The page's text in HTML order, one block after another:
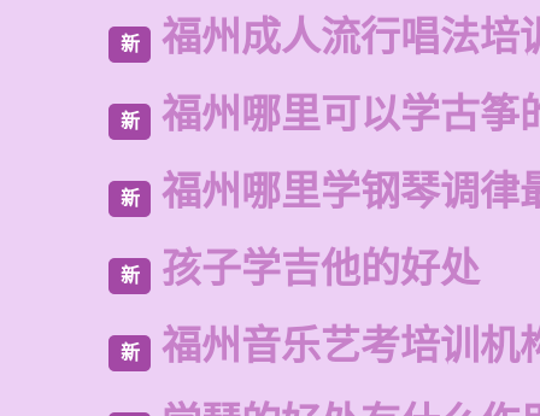
新 福州成人流行唱法培
新 福州哪里可以学古筝
新 福州哪里学钢琴调律
新 孩子学吉他的好处
新 福州音乐艺考培训机